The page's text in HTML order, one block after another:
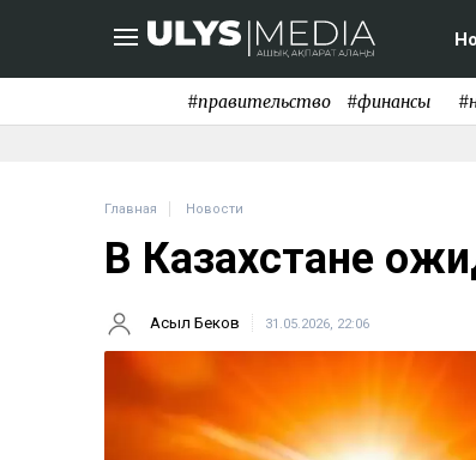
#правительство #финансы
Главная Новости
В Казахстане
Асыл Беков 31.05.2026, 22:06